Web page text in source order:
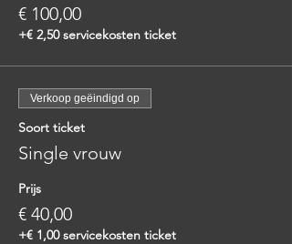
€ 100,00
+€ 2,50 servicekosten ticket
Verkoop geëindigd op
Soort ticket
Single vrouw
Prijs
€ 40,00
+€ 1,00 servicekosten ticket